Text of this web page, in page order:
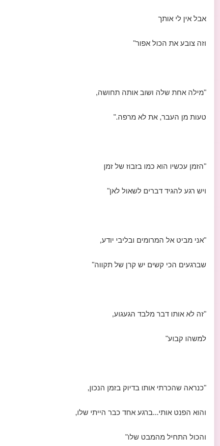
אבל אין לי אותך
וזה צובע את הכול אפור"
"מילה אחת שלה ושוב אותה תחושה,
טעות מן העבר, את לא מרפה."
"הזמן עכשיו הוא כמו בזבוז של זמן
ויש רגע להגיד דברים לשאול לאן"
"אני מביט אל המרומים ובליבי יודע,
שברגעים הכי קשים יש קרן של תקווה"
"זה לא אותו דבר מלבד הגעגוע,
למשהו קבוע"
"כנראה שהכרתי אותו בדיוק בזמן הנכון,
והוא הפנט אותי...ברגע אחד כבר הייתי שלו,
והכול התחיל מהמבט שלו"